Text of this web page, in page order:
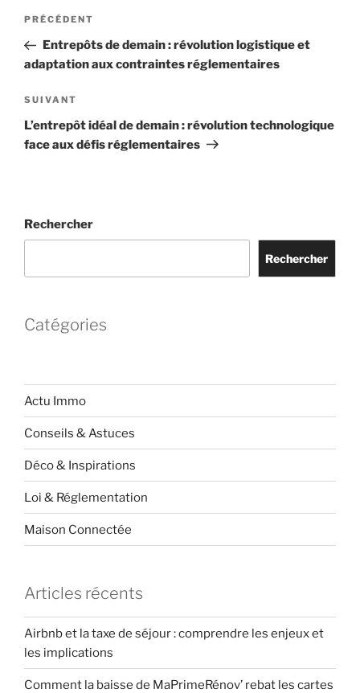
Navigation
l’article
Article
précédent
PRÉCÉDENT
Entrepôts de demain : révolution logistique et
adaptation aux contraintes réglementaires
Article
suivant
SUIVANT
L’entrepôt idéal de demain : révolution technologique
face aux défis réglementaires
Rechercher
Rechercher
Catégories
Actu Immo
Conseils & Astuces
Déco & Inspirations
Loi & Réglementation
Maison Connectée
Articles récents
Airbnb et la taxe de séjour : comprendre les enjeux et
les implications
Comment la baisse de MaPrimeRénov’ rebat les cartes